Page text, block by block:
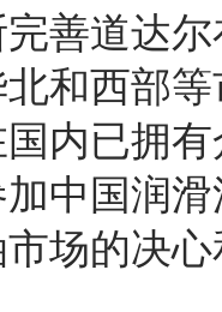
善道达
和西部
内已拥
中国润
场的决